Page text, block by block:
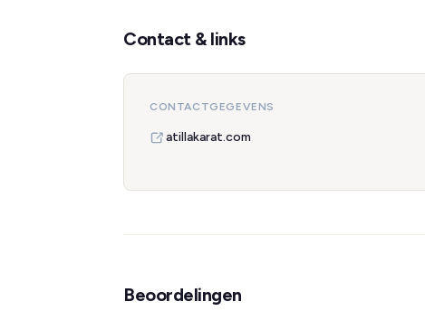
Contact & links
CONTACTGEGEVENS
atillakarat.com
Beoordelingen